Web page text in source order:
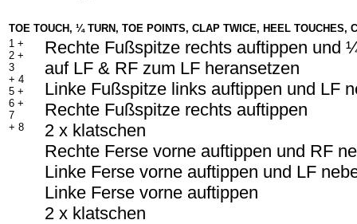
TOE TOUCH, ¼ TURN, TOE POINTS, CLAP TWICE, HEEL TOUCHES,
1 +
2 +
3
+ 4
5 +
6 +
7
+ 8
Rechte Fußspitze rechts auftippen und
auf LF & RF zum LF heransetzen
Linke Fußspitze links auftippen und LF
Rechte Fußspitze rechts auftippen
2 x klatschen
Rechte Ferse vorne auftippen und RF
Linke Ferse vorne auftippen und LF
Linke Ferse vorne auftippen
2 x klatschen